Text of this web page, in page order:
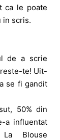
ca le poate
in scris.
de a scrie
te! Uit-
se fi gandit
50% din
a influentat
Blouse